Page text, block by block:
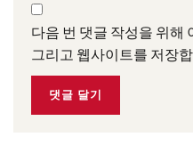
다음 번 댓글 작성을 위해
그리고 웹사이트를 저장